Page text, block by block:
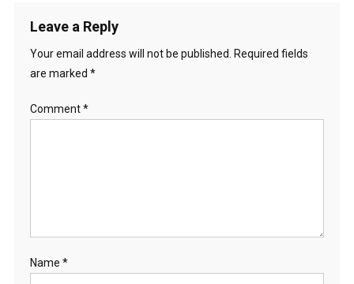
Leave a Reply
Your email address will not be published.
Required fields
are marked *
Comment*
Name *